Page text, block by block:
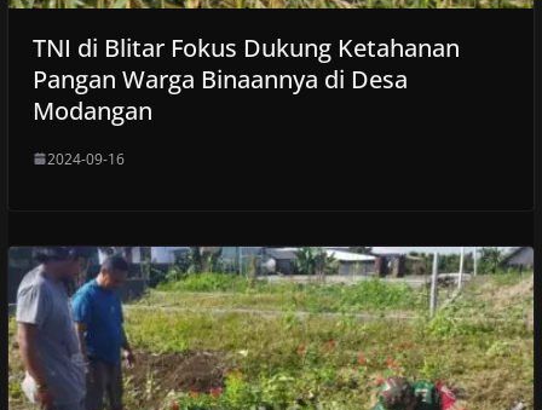
TNI di Blitar Fokus Dukung Ketahanan
Pangan Warga Binaannya di Desa
Modangan
2024-09-16